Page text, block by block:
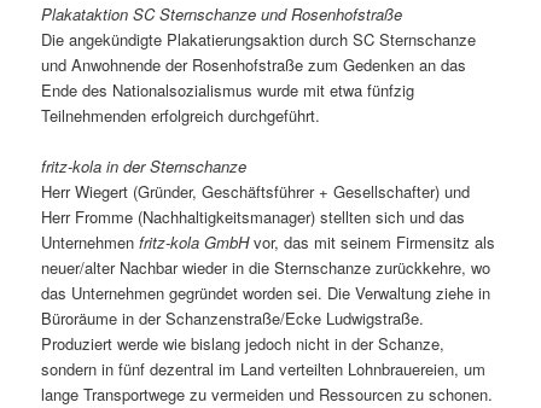
Plakataktion SC Sternschanze und Rosenhofstraße
Die angekündigte Plakatierungsaktion durch SC Sternschanze
und Anwohnende der Rosenhofstraße zum Gedenken an das
Ende des Nationalsozialismus wurde mit etwa fünfzig
Teilnehmenden erfolgreich durchgeführt.
fritz-kola in der Sternschanze
Herr Wiegert (Gründer, Geschäftsführer + Gesellschafter) und
Herr Fromme (Nachhaltigkeitsmanager) stellten sich und das
Unternehmenfritz-kola GmbHvor, das mit seinem Firmensitz als
neuer/alter Nachbar wieder in die Sternschanze zurückkehre, wo
das Unternehmen gegründet worden sei. Die Verwaltung ziehe in
Büroräume in der Schanzenstraße/Ecke Ludwigstraße.
Produziert werde wie bislang jedoch nicht in der Schanze,
sondern in fünf dezentral im Land verteilten Lohnbrauereien, um
lange Transportwege zu vermeiden und Ressourcen zu schonen.